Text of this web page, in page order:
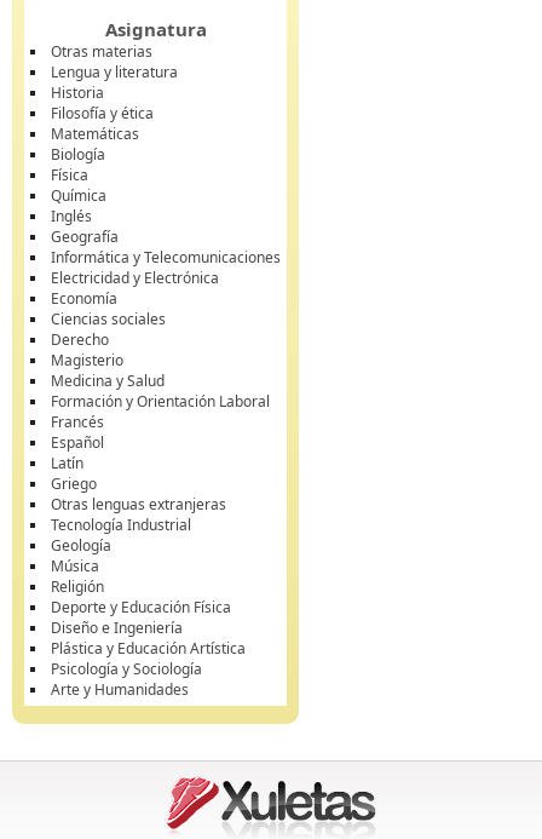
Asignatura
Otras materias
Lengua y literatura
Historia
Filosofía y ética
Matemáticas
Biología
Física
Química
Inglés
Geografía
Informática y Telecomunicaciones
Electricidad y Electrónica
Economía
Ciencias sociales
Derecho
Magisterio
Medicina y Salud
Formación y Orientación Laboral
Francés
Español
Latín
Griego
Otras lenguas extranjeras
Tecnología Industrial
Geología
Música
Religión
Deporte y Educación Física
Diseño e Ingeniería
Plástica y Educación Artística
Psicología y Sociología
Arte y Humanidades